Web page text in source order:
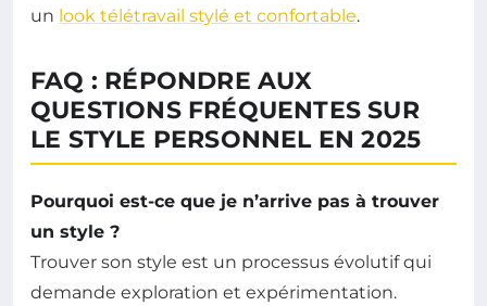
un look télétravail stylé et confortable.
FAQ : RÉPONDRE AUX
QUESTIONS FRÉQUENTES SUR
LE STYLE PERSONNEL EN 2025
Pourquoi est-ce que je n’arrive pas à trouver
un style ?
Trouver son style est un processus évolutif qui
demande exploration et expérimentation.